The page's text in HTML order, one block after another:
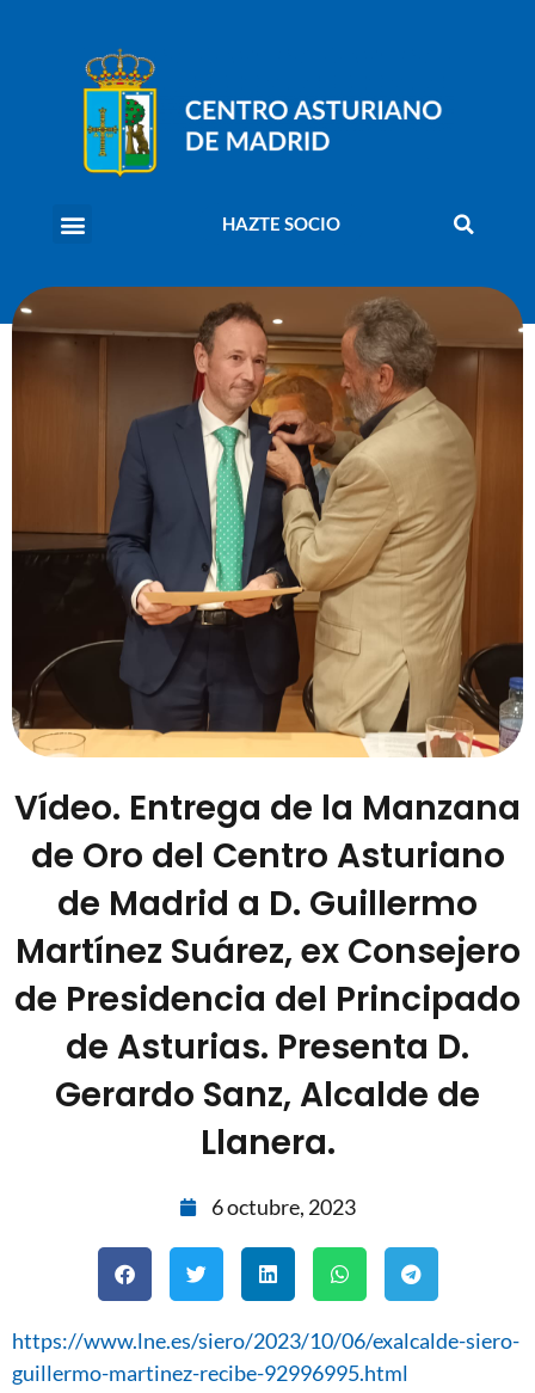
HAZTE SOCIO
Vídeo. Entrega de la Manzana
de Oro del Centro Asturiano
de Madrid a D. Guillermo
Martínez Suárez, ex Consejero
de Presidencia del Principado
de Asturias. Presenta D.
Gerardo Sanz, Alcalde de
Llanera.
6 octubre, 2023
https://www.lne.es/siero/2023/10/06/exalcalde-siero-
guillermo-martinez-recibe-92996995.html